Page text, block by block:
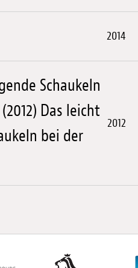
2014
Schaukeln
Das leicht
bei der
2012